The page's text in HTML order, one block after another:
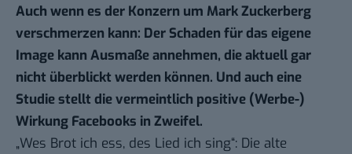
Auch wenn es der Konzern um Mark Zuckerberg
verschmerzen kann: Der Schaden für das eigene
Image kann Ausmaße annehmen, die aktuell gar
nicht überblickt werden können. Und auch eine
Studie stellt die vermeintlich positive (Werbe-)
Wirkung Facebooks in Zweifel.
„Wes Brot ich ess, des Lied ich sing“: Die alte